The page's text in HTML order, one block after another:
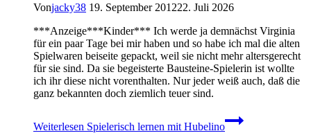
Vonjacky38 19. September 201222. Juli 2026
***Anzeige***Kinder*** Ich werde ja demnächst Virginia
für ein paar Tage bei mir haben und so habe ich mal die alten
Spielwaren beiseite gepackt, weil sie nicht mehr altersgerecht
für sie sind. Da sie begeisterte Bausteine-Spielerin ist wollte
ich ihr diese nicht vorenthalten. Nur jeder weiß auch, daß die
ganz bekannten doch ziemlich teuer sind.
Weiterlesen Spielerisch lernen mit Hubelino